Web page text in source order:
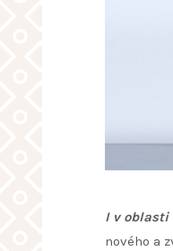
I v oblasti
nového a